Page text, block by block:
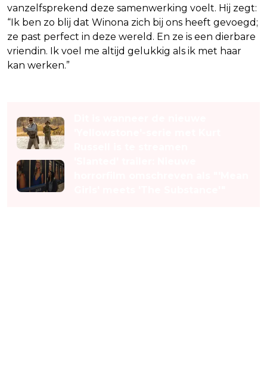
vanzelfsprekend deze samenwerking voelt. Hij zegt:
“Ik ben zo blij dat Winona zich bij ons heeft gevoegd;
ze past perfect in deze wereld. En ze is een dierbare
vriendin. Ik voel me altijd gelukkig als ik met haar
kan werken.”